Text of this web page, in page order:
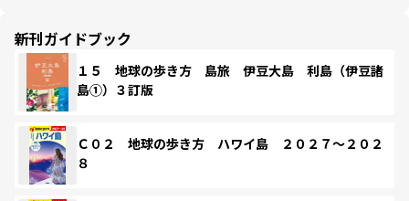
新刊ガイドブック
１５ 地球の歩き方 島旅 伊豆大島 利島（伊豆諸
島①）３訂版
Ｃ０２ 地球の歩き方 ハワイ島 ２０２７～２０２
８